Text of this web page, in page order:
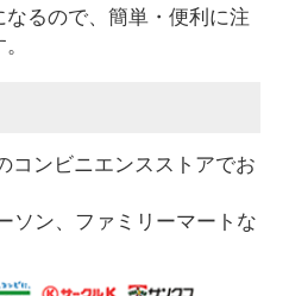
るので、簡単・便利に注
コンビニエンスストアでお
ソン、ファミリーマートな